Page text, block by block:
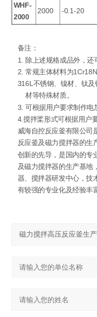
WHF-
2000
2000 -0.1-20
备注：
1. 除上述规格成品外，还
2. 常规主体材料为
316L不锈钢、镍材、钛
材等特殊材质。
3. 可根据用户要求制作电
4.搅拌桨形式可根据用户
威海自控反应釜有限公司
反应釜及磁力搅拌器的生
创新的先导，是国内的专
及磁力搅拌器的生产基地
器、搅拌器研发中心，技
有较强的专业化及经验丰